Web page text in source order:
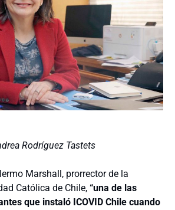
Rodríguez Tastets
Marshall, prorrector de la
Católica de Chile, “una de las
que instaló ICOVID Chile cuando